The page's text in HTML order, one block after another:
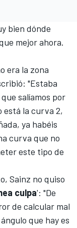
bien dónde
mejor ahora.
era la zona
"Estaba
salíamos por
está la curva 2,
ya habéis
curva que no
este tipo de
Sainz no quiso
culpa': "De
de calcular mal
que hay es